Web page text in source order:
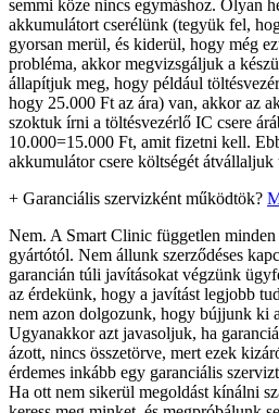
semmi köze nincs egymáshoz. Olyan
akkumulátort cserélünk (tegyük fel,
gyorsan merül, és kiderül, hogy még
probléma, akkor megvizsgáljuk a
állapítjuk meg, hogy például
hogy 25.000 Ft az ára) van, akkor az
szoktuk írni a töltésvezérlő IC csere
10.000=15.000 Ft, amit fizetni kell.
akkumulátor csere költségét átvállaljuk
+ Garanciális szervizként működtök?
Nem. A Smart Clinic független minden
gyártótól. Nem állunk szerződéses
garancián túli javításokat végzünk
az érdekünk, hogy a javítást legjobb
nem azon dolgozunk, hogy bújjunk ki
Ugyanakkor azt javasoljuk, ha
ázott, nincs összetörve, mert ezek
érdemes inkább egy garanciális
Ha ott nem sikerül megoldást kínálni